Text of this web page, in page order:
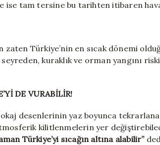
ise tam tersine bu tarihten itibaren
zaten Türkiye’nin en sıcak dönemi
kuraklık ve orman yangını
DE VURABİLİR!
desenlerinin yaz boyunca
kilitlenmelerin yer
Türkiye’yi sıcağın altına alabilir”